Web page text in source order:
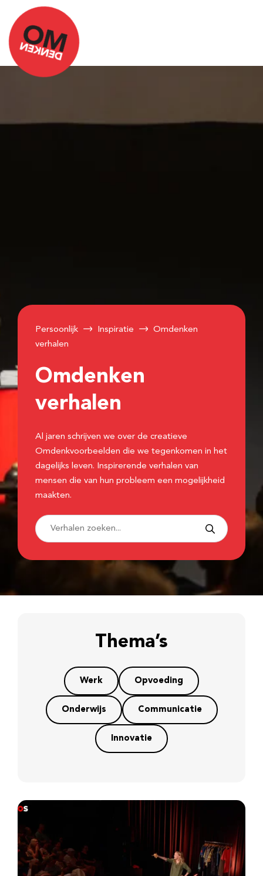
Persoonlijk Inspiratie
Omdenken
verhalen
Omdenken
verhalen
Al jaren schrijven we over de creatieve
Omdenkvoorbeelden die we tegenkomen in het
dagelijks leven. Inspirerende verhalen van
mensen die van hun probleem een mogelijkheid
maakten.
Thema’s
Werk Opvoeding
Onderwijs Communicatie
Innovatie